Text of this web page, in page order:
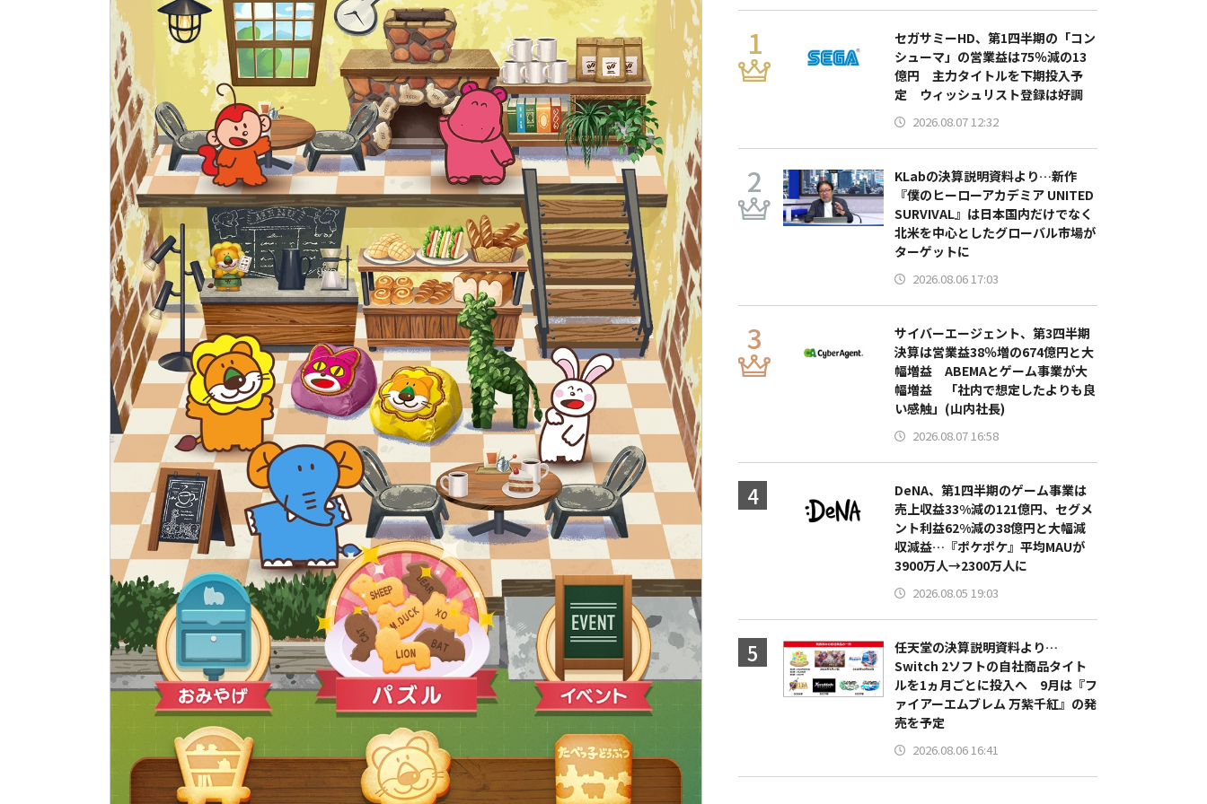
セガサミーHD、第1四半期の「コン
シューマ」の営業益は75％減の13
億円 主力タイトルを下期投入予
定 ウィッシュリスト登録は好調
2026.08.07 12:32
KLabの決算説明資料より…新作
『僕のヒーローアカデミア UNITED
SURVIVAL』は日本国内だけでなく
北米を中心としたグローバル市場が
ターゲットに
2026.08.06 17:03
サイバーエージェント、第3四半期
決算は営業益38％増の674億円と大
幅増益 ABEMAとゲーム事業が大
幅増益 「社内で想定したよりも良
い感触」(山内社長)
2026.08.07 16:58
DeNA、第1四半期のゲーム事業は
売上収益33%減の121億円、セグメ
ント利益62%減の38億円と大幅減
収減益…『ポケポケ』平均MAUが
3900万人→2300万人に
2026.08.05 19:03
任天堂の決算説明資料より…
Switch 2ソフトの自社商品タイト
ルを1ヵ月ごとに投入へ 9月は『フ
ァイアーエムブレム 万紫千紅』の発
売を予定
2026.08.06 16:41